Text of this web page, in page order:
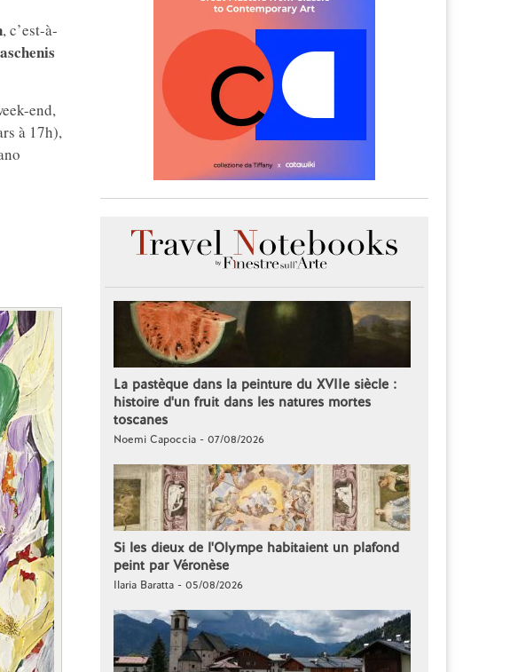
, c’est-à-
end,
à 17h),
La pastèque dans la peinture du XVIIe siècle :
histoire d'un fruit dans les natures mortes
toscanes
Noemi Capoccia - 07/08/2026
Si les dieux de l'Olympe habitaient un plafond
peint par Véronèse
Ilaria Baratta - 05/08/2026